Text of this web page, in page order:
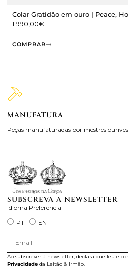
Colar Gratidão em ouro | Peace,
1.990,00€
COMPRAR
MANUFATURA
Peças manufaturadas por mestres
SUBSCREVA A NEWSLETTER
Idioma Preferencial
PT
EN
Ao subscrever à newsletter, declara que leu e
Privacidade da Leitão & Irmão.